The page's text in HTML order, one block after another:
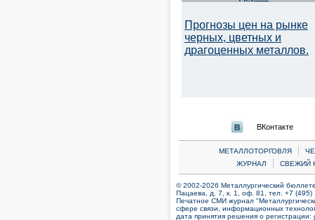
Прогнозы цен на рынке
черных, цветных и
драгоценных металлов.
ВКонтакте
МЕТАЛЛОТОРГОВЛЯ |
ЖУРНАЛ
| СВЕЖИЙ
© 2002-2026 Металлургический
Пацаева, д. 7, к. 1, оф. 81, тел. +7 (495)
Печатное СМИ журнал
сфере связи, информационных
дата принятия решения о регистрации: